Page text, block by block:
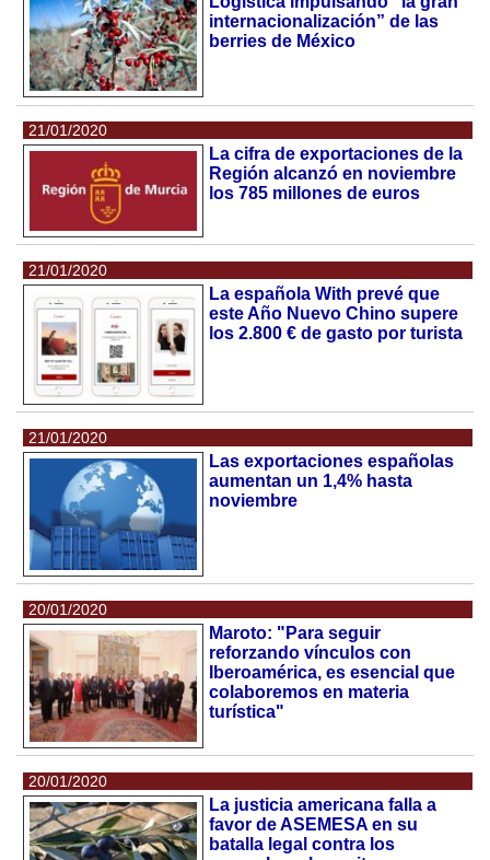
internacionalización” de las
berries de México
21/01/2020
La cifra de exportaciones de la
Región alcanzó en noviembre
los 785 millones de euros
21/01/2020
La española With prevé que
este Año Nuevo Chino supere
los 2.800 € de gasto por turista
21/01/2020
Las exportaciones españolas
aumentan un 1,4% hasta
noviembre
20/01/2020
Maroto: "Para seguir
reforzando vínculos con
Iberoamérica, es esencial que
colaboremos en materia
turística"
20/01/2020
La justicia americana falla a
favor de ASEMESA en su
batalla legal contra los